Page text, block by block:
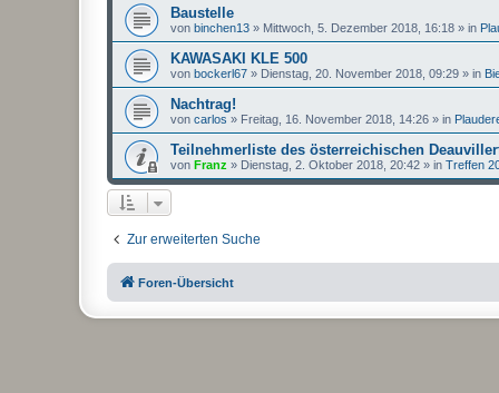
Baustelle
von binchen13 » Mittwoch, 5. Dezember 2018, 16:18 » in
KAWASAKI KLE 500
von bockerl67 » Dienstag, 20. November 2018, 09:29 » in
Nachtrag!
von carlos » Freitag, 16. November 2018, 14:26 » in
Teilnehmerliste des österreichischen
von Franz » Dienstag, 2. Oktober 2018, 20:42 » in Treffen
Zur erweiterten Suche
Foren-Übersicht